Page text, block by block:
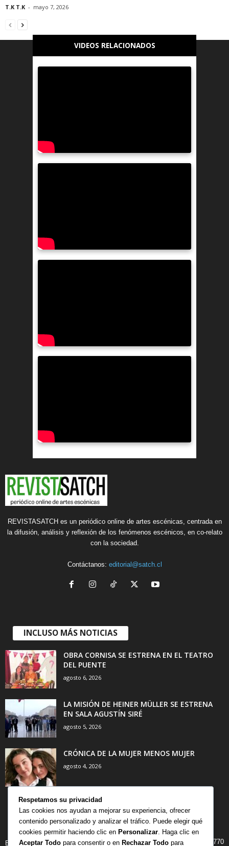
T.K T.K - mayo 7, 2026
VIDEOS RELACIONADOS
REVISTASATCH es un periódico online de artes escénicas, centrada en
la difusión, análisis y reflexión de los fenómenos escénicos, en co-relato
con la sociedad.
Contáctanos: editorial@satch.cl
INCLUSO MÁS NOTICIAS
OBRA CORNISA SE ESTRENA EN EL TEATRO
DEL PUENTE
agosto 6, 2026
LA MISIÓN DE HEINER MÜLLER SE ESTRENA
EN SALA AGUSTÍN SIRÉ
agosto 5, 2026
CRÓNICA DE LA MUJER MENOS MUJER
agosto 4, 2026
CATEGORÍA POPULAR
BIBLIOTECA 770
Respetamos su privacidad
Las cookies nos ayudan a mejorar su experiencia, ofrecer
contenido personalizado y analizar el tráfico. Puede elegir qué
cookies permitir haciendo clic en Personalizar . Haga clic en
Aceptar Todo para consentir o en Rechazar Todo para